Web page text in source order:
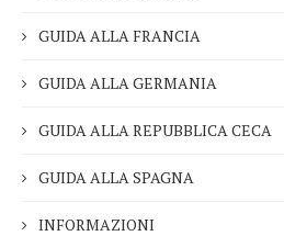
GUIDA ALLA FRANCIA
GUIDA ALLA GERMANIA
GUIDA ALLA REPUBBLICA CECA
GUIDA ALLA SPAGNA
INFORMAZIONI